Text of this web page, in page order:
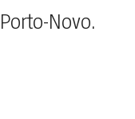
Porto-Novo.